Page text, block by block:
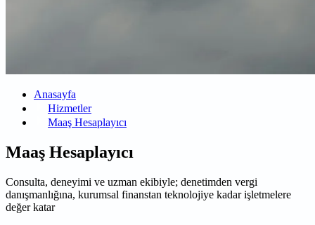
Anasayfa
Hizmetler
Maaş Hesaplayıcı
Maaş Hesaplayıcı
Consulta, deneyimi ve uzman ekibiyle; denetimden vergi
danışmanlığına, kurumsal finanstan teknolojiye kadar işletmelere
değer katar